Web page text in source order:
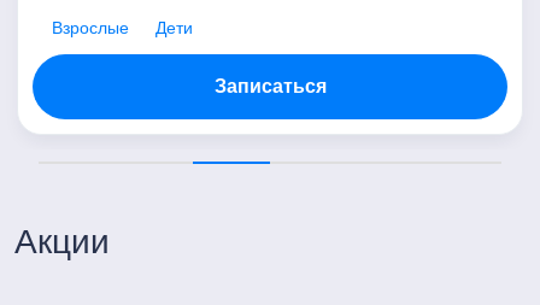
Взрослые Дети
Записаться
Акции